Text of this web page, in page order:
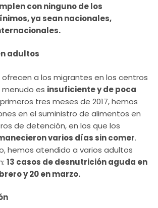
con ninguno de los
ya sean nacionales,
adultos
ofrecen a los migrantes en los centros
es insuficiente y de poca
primeros tres meses de 2017, hemos
en el suministro de alimentos en
de detención, en los que los
varios días sin comer.
hemos atendido a varios adultos
13 casos de desnutrición aguda en
y 20 en marzo.